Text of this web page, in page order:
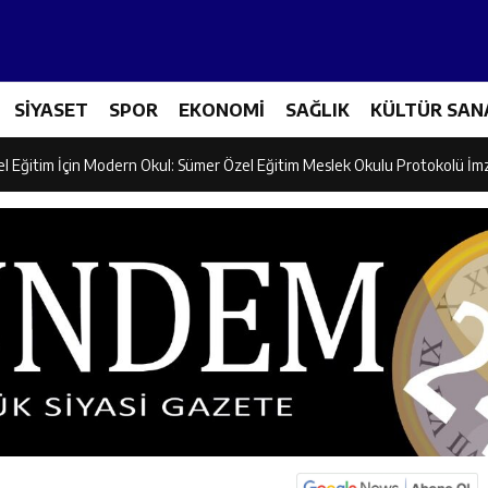
SİYASET SPOR EKONOMİ SAĞLIK KÜLTÜR
Tarım Teknolojileriyle Tanışıyor
Eğitim İçin Modern Okul: Sümer Özel Eğitim Meslek Okulu Protokolü
Zengin Ailesine Taziye Ziyareti
Müdafii Fahreddin Paşa’nın Kızının Kabri
Sosyal Hizmetler İl Müdürlüğünde Değerlendirme Toplantısı